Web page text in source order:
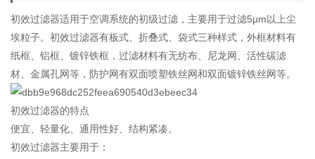
初效过滤器适用于空调系统的初级过滤，主要用于过滤5μm以上尘
埃粒子。初效过滤器有板式、折叠式、袋式三种样式，外框材料有
纸框、铝框、镀锌铁框，过滤材料有无纺布、尼龙网、活性碳滤
材、金属孔网等，防护网有双面喷塑铁丝网和双面镀锌铁丝网等。
初效过滤器的特点
便宜、轻量化、通用性好、结构紧凑。
初效过滤器主要用于：